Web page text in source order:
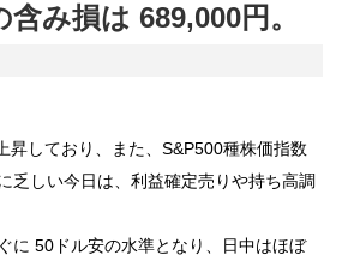
み損は 689,000円。
昇しており、また、S&P500種株価指数
乏しい今日は、利益確定売りや持ち高調
に 50ドル安の水準となり、日中はほぼ